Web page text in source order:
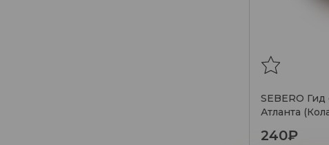
SEBERO
Атланта
240₽